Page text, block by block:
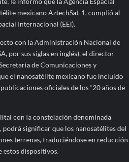
mexicano AztechSat-1, cumplió al
Internacional (EEI).
con la Administración Nacional de
por sus siglas en inglés), el director
de Comunicaciones y
el nanosatélite mexicano fue incluido
oficiales de los “20 años de
con la constelación denominada
podrá significar que los nanosatélites del
terrenas, traduciéndose en reducción
estos dispositivos.